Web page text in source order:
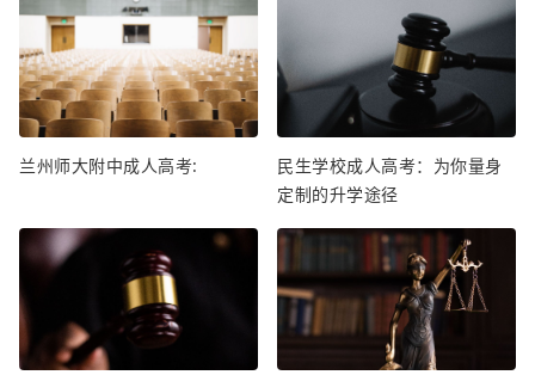
兰州师大附中成人高考:
民生学校成人高考：为你量身
定制的升学途径